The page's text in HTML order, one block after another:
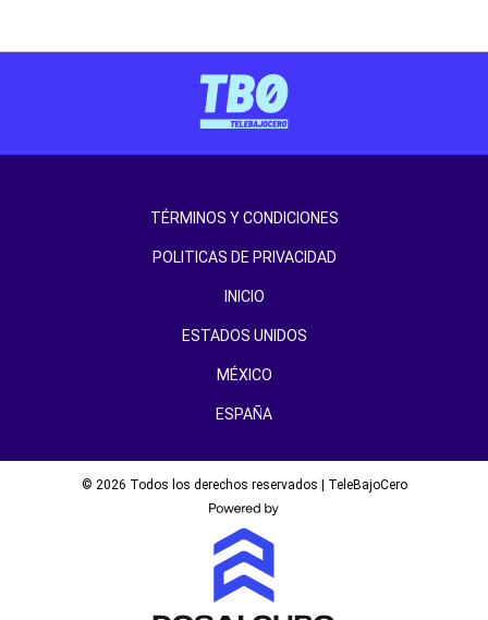
TÉRMINOS Y CONDICIONES
POLITICAS DE PRIVACIDAD
INICIO
ESTADOS UNIDOS
MÉXICO
ESPAÑA
© 2026 Todos los derechos reservados | TeleBajoCero